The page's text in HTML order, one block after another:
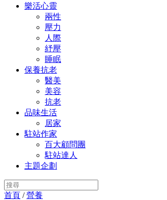
樂活心靈
兩性
壓力
人際
紓壓
睡眠
保養抗老
醫美
美容
抗老
品味生活
居家
駐站作家
百大顧問團
駐站達人
主題企劃
首頁 /營養